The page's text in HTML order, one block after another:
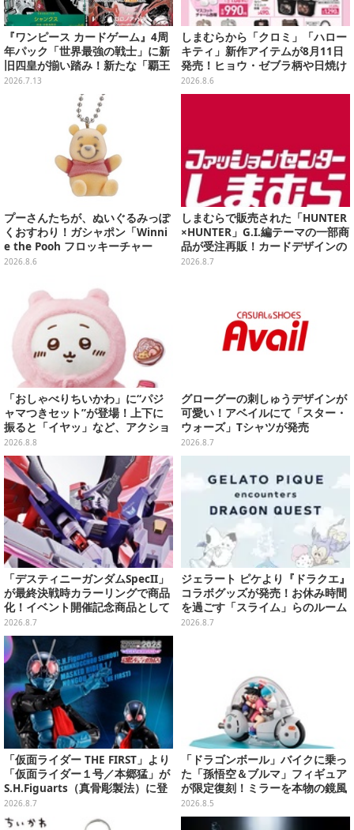
『ワンピース カードゲーム』4周
年パック「世界最強の戦士」に新
旧四皇が揃い踏み！新たな「覇王
色SP」のゾロ、ヤマトなど28枚も
の新カード一挙公開
2026.7.13
しまむらから「クロミ」「ハロー
キティ」新作アイテムが8月11日
発売！ヒョウ・ゼブラ柄や日焼け
デザインの可愛い雑貨・アパレル
など多数
2026.8.6
プーさんたちが、ぬいぐるみっぽ
くおすわり！ガシャポン「Winni
e the Pooh フロッキーチャー
ム」ふわふわでどれも可愛い全4
2026.8.6
しまむらで販売された「HUNTER
×HUNTER」G.I.編テーマの一部商
品が受注再販！カードデザインの
キーホルダーや、キルアたちのセ
2026.8.7
「おしゃべりちいかわ」に“パジ
ャマつきセット”が登場！上下に
振ると「イヤッ」など、アクショ
ンに応じて喋ってくれる
2026.8.8
グローグーの刺しゅうデザインが
可愛い！アベイルにて「スター・
ウォーズ」Tシャツが発売
2026.8.7
「デスティニーガンダムSpecII」
が最終決戦時カラーリングで商品
化！イベント開催記念商品として
METAL ROBOT魂に新登場
2026.8.7
ジェラート ピケより『ドラクエ』
コラボグッズが発売！お休み時間
を過ごす「スライム」らのルーム
ウェア、雑貨など多数ラインナッ
2026.8.7
「仮面ライダー THE FIRST」より
「仮面ライダー１号／本郷猛」が
S.H.Figuarts（真骨彫製法）に登
場！8月18日より予約受付開始
2026.8.7
「ドラゴンボール」バイクに乗っ
た「孫悟空＆ブルマ」フィギュア
が限定復刻！ミラーを本物の鏡風
や、ブルマの目元が映りこむ描写
にできるステッカーを収録
2026.8.5